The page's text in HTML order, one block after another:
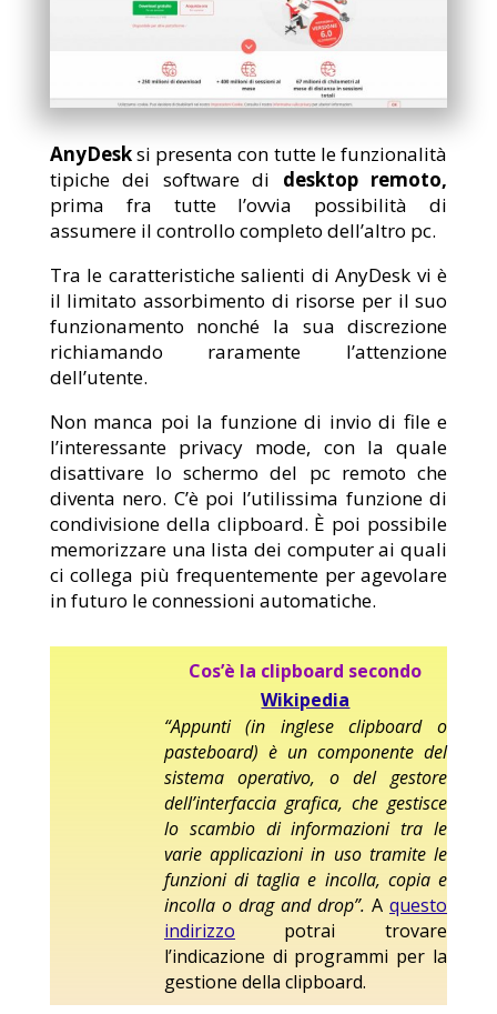
AnyDesksi presenta con tutte le funzionalità
tipiche dei software di desktop remoto,
prima fra tutte l’ovvia possibilità di
assumere il controllo completo dell’altro pc.
Tra le caratteristiche salienti di AnyDesk vi è
il limitato assorbimento di risorse per il suo
funzionamento nonché la sua discrezione
richiamando raramente l’attenzione
dell’utente.
Non manca poi la funzione di invio di file e
l’interessante privacy mode, con la quale
disattivare lo schermo del pc remoto che
diventa nero. C’è poi l’utilissima funzione di
condivisione della clipboard. È poi possibile
memorizzare una lista dei computer ai quali
ci collega più frequentemente per agevolare
in futuro le connessioni automatiche.
Cos’è la clipboard secondo
Wikipedia
“Appunti (in inglese clipboard o
pasteboard) è un componente del
sistema operativo, o del gestore
dell’interfaccia grafica, che gestisce
lo scambio di informazioni tra le
varie applicazioni in uso tramite le
funzioni di taglia e incolla, copia e
incolla o drag and drop”. A questo
indirizzo potrai trovare
l’indicazione di programmi per la
gestione della clipboard.